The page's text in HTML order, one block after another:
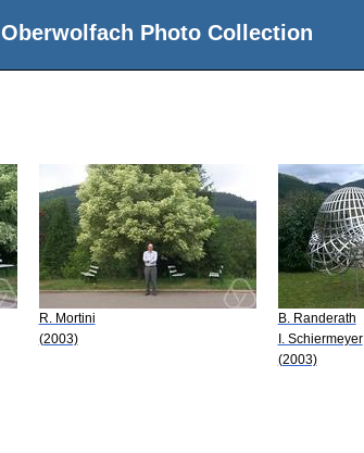
Oberwolfach Photo Collection
R. Mortini
(2003)
B. Randerath
I. Schiermeyer
(2003)